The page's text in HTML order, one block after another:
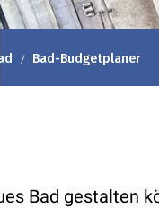
Bad-Budgetplaner
Bad gestalten